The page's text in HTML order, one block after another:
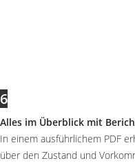
6
Alles im Überblick mit
In einem ausführlichem PDF
über den Zustand und